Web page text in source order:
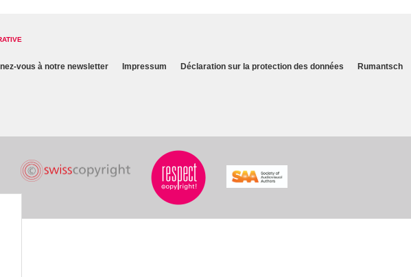
vous à notre newsletter Impressum Déclaration sur la protection des données Rumantsch